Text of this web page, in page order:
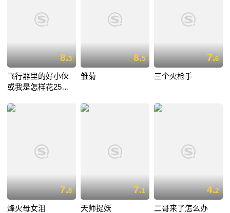
8.3
飞行器里的好小伙
或我是怎样花25小
巴黎
8.5
雏菊
7.6
三个火枪手
7.8
烽火母女泪
7.1
天师捉妖
4.2
二哥来了怎么办